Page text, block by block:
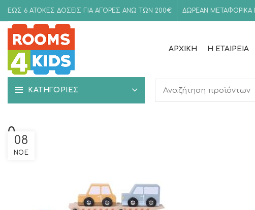
ΕΩΣ 6 ΑΤΟΚΕΣ ΔΟΣΕΙΣ ΓΙΑ ΑΓΟΡΕΣ ΑΝΩ ΤΩΝ 200€ ΔΩΡΕΑΝ
ΑΡΧΙΚΉ Η ΕΤΑΙΡΕΊΑ
ΚΑΤΗΓΟΡΙΕΣ
008
ΝΟΈ